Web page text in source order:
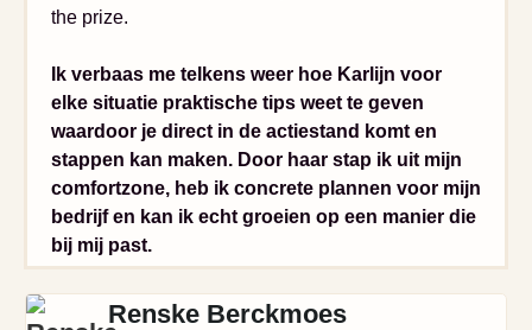
the prize.
Ik verbaas me telkens weer hoe Karlijn voor
elke situatie praktische tips weet te geven
waardoor je direct in de actiestand komt en
stappen kan maken. Door haar stap ik uit mijn
comfortzone, heb ik concrete plannen voor mijn
bedrijf en kan ik echt groeien op een manier die
bij mij past.
Renske Berckmoes